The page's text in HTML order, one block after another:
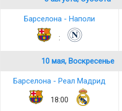
Барселона - Наполи
:
10 мая, Воскресенье
Барселона - Реал Мадрид
18:00